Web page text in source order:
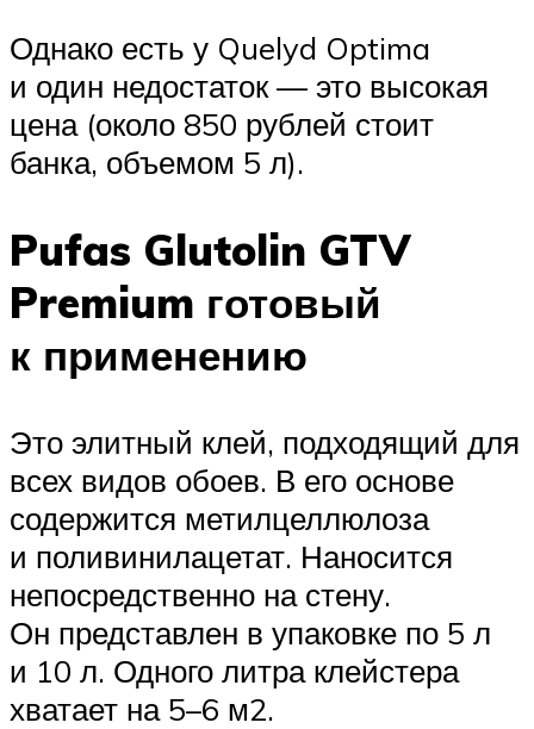
Однако есть у Quelyd Optima
и один недостаток — это высокая
цена (около 850 рублей стоит
банка, объемом 5 л).
Pufas Glutolin GTV
Premium готовый
к применению
Это элитный клей, подходящий для
всех видов обоев. В его основе
содержится метилцеллюлоза
и поливинилацетат. Наносится
непосредственно на стену.
Он представлен в упаковке по 5 л
и 10 л. Одного литра клейстера
хватает на 5–6 м2.